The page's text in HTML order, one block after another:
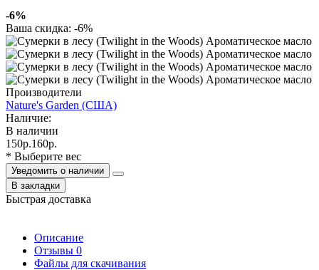
-6%
Ваша скидка: -6%
Производители
Nature's Garden (США)
Наличие:
В наличии
150р.160р.
* Выберите вес
Уведомить о наличии
В закладки
Быстрая доставка
Описание
Отзывы 0
Файлы для скачивания